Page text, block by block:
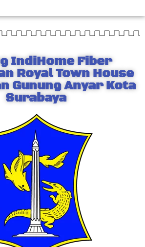
IndiHome Fiber
Royal Town House
Gunung Anyar Kota
Surabaya